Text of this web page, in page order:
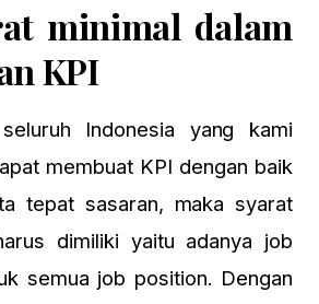
minimal dalam
KPI
Indonesia yang kami
membuat KPI dengan baik
tepat sasaran, maka syarat
dimiliki yaitu adanya job
semua job position. Dengan